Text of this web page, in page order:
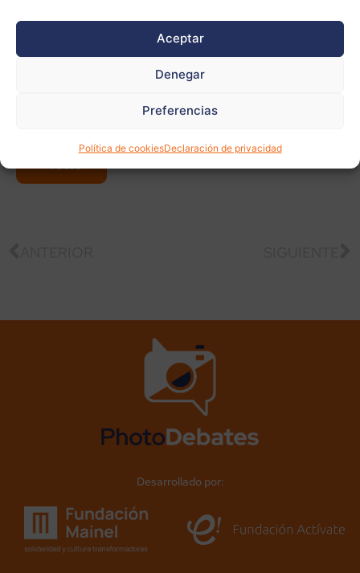
Aceptar
Denegar
Preferencias
Política de cookiesDeclaración de privacidad
Relacionado
Alen Vugrinec
más
fotos
Desarrollado por: